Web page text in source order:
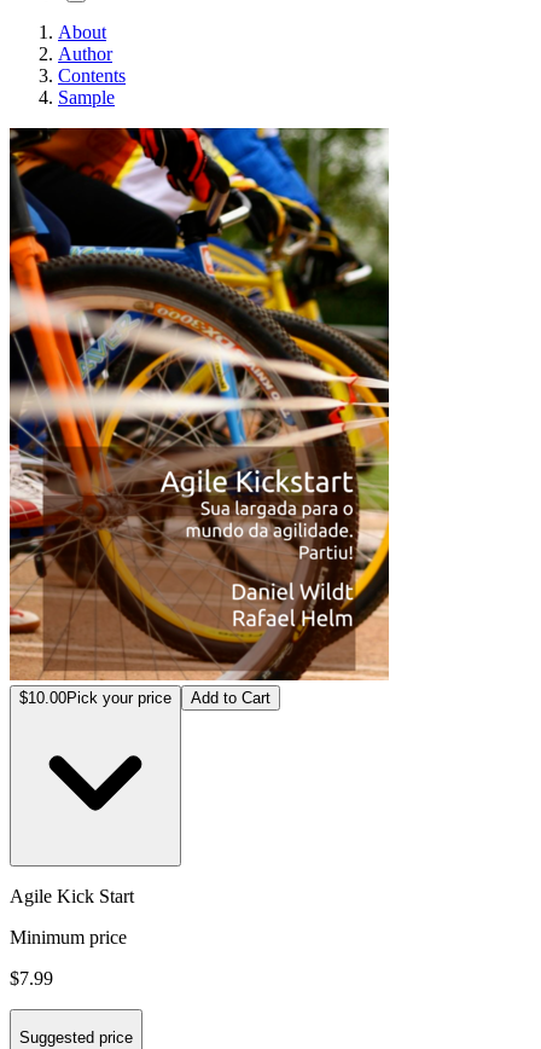
About
Author
Contents
Sample
$10.00Pick your price Add to Cart
Agile Kick Start
Minimum price
$7.99
Suggested price